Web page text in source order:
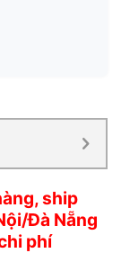
ship
Đà Nẵng
phí